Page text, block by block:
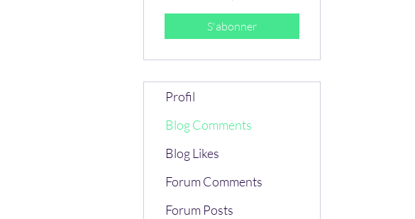
S'abonner
Profil
Blog Comments
Blog Likes
Forum Comments
Forum Posts